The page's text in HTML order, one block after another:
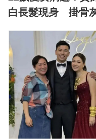
白長髮現身 掛骨